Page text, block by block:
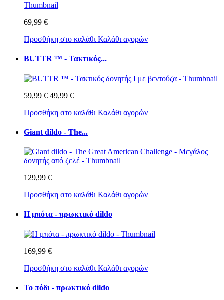
69,99 €
Προσθήκη στο καλάθι Καλάθι αγορών
BUTTR ™ - Τακτικός...
59,99 € 49,99 €
Προσθήκη στο καλάθι Καλάθι αγορών
Giant dildo - The...
129,99 €
Προσθήκη στο καλάθι Καλάθι αγορών
Η μπότα - πρωκτικό dildo
169,99 €
Προσθήκη στο καλάθι Καλάθι αγορών
Το πόδι - πρωκτικό dildo